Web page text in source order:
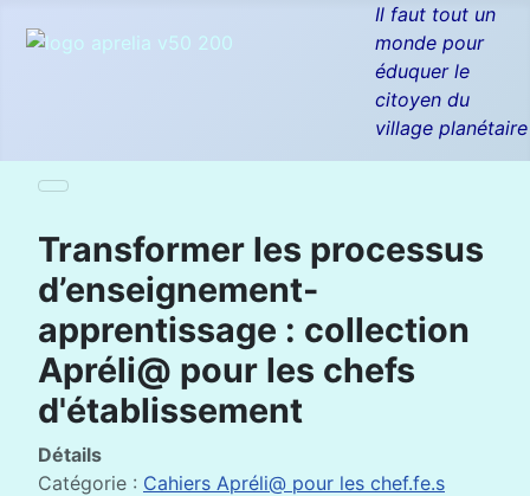
Il faut tout un
monde pour
éduquer le
citoyen du
village planétaire
Transformer les processus
d’enseignement-
apprentissage : collection
Apréli@ pour les chefs
d'établissement
Détails
Catégorie : Cahiers Apréli@ pour les chef.fe.s